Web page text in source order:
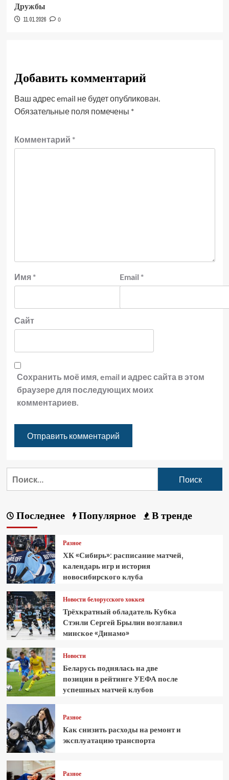
Дружбы
11.01.2026 0
Добавить комментарий
Ваш адрес email не будет опубликован.
Обязательные поля помечены *
Комментарий *
Имя * Email *
Сайт
Сохранить моё имя, email и адрес сайта в этом
браузере для последующих моих
комментариев.
Последнее Популярное В тренде
Разное
ХК «Сибирь»: расписание матчей,
календарь игр и история
новосибирского клуба
Новости белорусского хоккея
Трёхкратный обладатель Кубка
Стэнли Сергей Брылин возглавил
минское «Динамо»
Новости
Беларусь поднялась на две
позиции в рейтинге УЕФА после
успешных матчей клубов
Разное
Как снизить расходы на ремонт и
эксплуатацию транспорта
Разное